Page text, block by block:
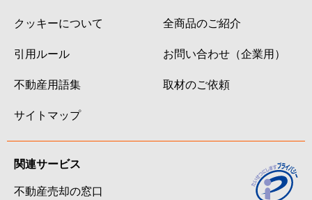
クッキーについて
引用ルール
不動産用語集
サイトマップ
全商品のご紹介
お問い合わせ（企業用）
取材のご依頼
関連サービス
不動産売却の窓口